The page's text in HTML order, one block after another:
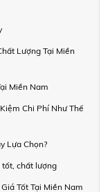
Lượng Tại Miền
Miền Nam
Chi Phí Như Thế
Lựa Chọn?
tốt, chất lượng
Tốt Tại Miền Nam